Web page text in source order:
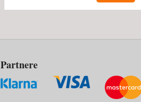
Partnere